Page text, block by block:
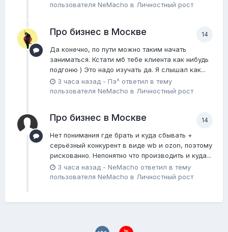
пользователя NeMacho в Личностный рост
14
Про бизнес в Москве
Да конечно, по пути можно таким начать
заниматься. Кстати мб тебе клиента как нибудь
подгоню ) Это надо изучать да. Я слышал как...
3 часа назад - Пэ^ ответил в тему
пользователя NeMacho в Личностный рост
14
Про бизнес в Москве
Нет понимания где брать и куда сбывать +
серьёзный конкурент в виде wb и ozon, поэтому
рискованно. Непонятно что производить и куда...
3 часа назад - NeMacho ответил в тему
пользователя NeMacho в Личностный рост